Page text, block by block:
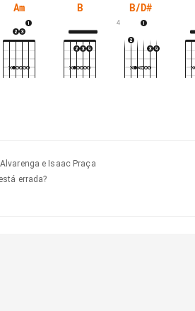
Am B B/D#
4
e Isaac Praça
errada?